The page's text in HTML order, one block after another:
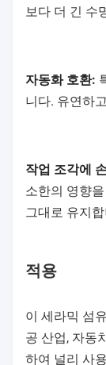
보다 더 긴 수
자동화 호환:
니다. 유연하
작업 조각에
소한의 영향
그대로 유지
적용
이 세라믹 섬
공 산업, 자동
하여 널리 사